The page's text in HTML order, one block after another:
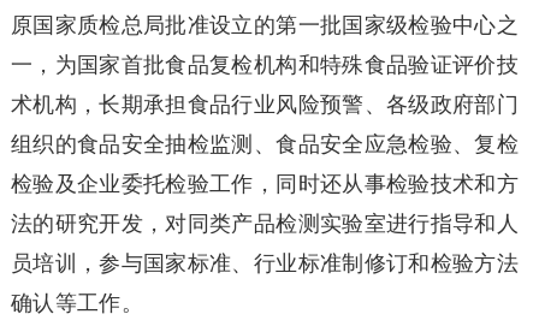
原国家质检总局批准设立的第一批国家级检验中心之
一，为国家首批食品复检机构和特殊食品验证评价技
术机构，长期承担食品行业风险预警、各级政府部门
组织的食品安全抽检监测、食品安全应急检验、复检
检验及企业委托检验工作，同时还从事检验技术和方
法的研究开发，对同类产品检测实验室进行指导和人
员培训，参与国家标准、行业标准制修订和检验方法
确认等工作。